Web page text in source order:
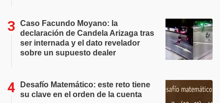
Caso Facundo Moyano: la
declaración de Candela Arizaga tras
ser internada y el dato revelador
sobre un supuesto dealer
Desafío Matemático: este reto tiene
su clave en el orden de la cuenta